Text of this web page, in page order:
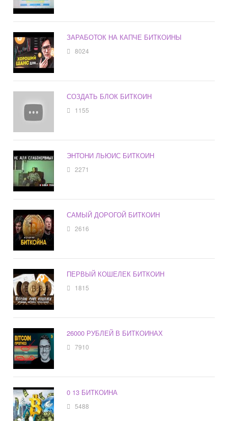
ЗАРАБОТОК НА КАПЧЕ БИТКОИНЫ
8024
СОЗДАТЬ БЛОК БИТКОИН
1155
ЭНТОНИ ЛЬЮИС БИТКОИН
2271
САМЫЙ ДОРОГОЙ БИТКОИН
2616
ПЕРВЫЙ КОШЕЛЕК БИТКОИН
1815
26000 РУБЛЕЙ В БИТКОИНАХ
7910
0 13 БИТКОИНА
5488